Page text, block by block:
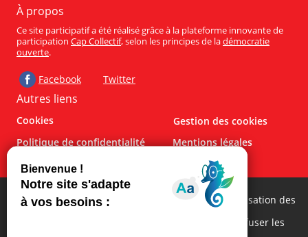
Cliquez sur « Tout accepter » pour consentir à l’utilisation des
cookies destinés à mesurer l’audience du site, « Refuser les
À propos
Ce site participatif a été réalisé grâce à la plateforme innovante de
participation Cap Collectif, selon les principes de ladémocratie
ouverte.
Facebook Twitter
Autres liens
Cookies
Gestion des cookies
Politique de confidentialité
Mentions légales
Besoin d'aide ?
Contact